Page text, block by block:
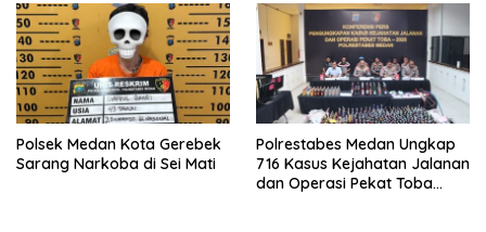
Polsek Medan Kota Gerebek
Sarang Narkoba di Sei Mati
Polrestabes Medan Ungkap
716 Kasus Kejahatan Jalanan
dan Operasi Pekat Toba